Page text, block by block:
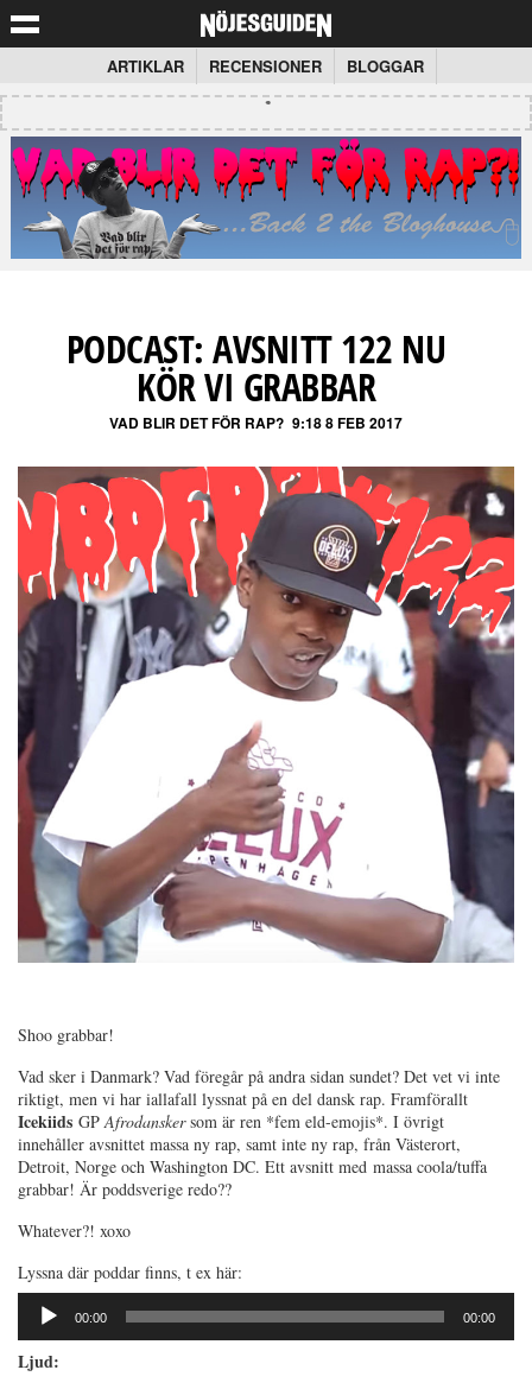
ARTIKLAR RECENSIONER BLOGGAR
PODCAST: AVSNITT 122 NU
KÖR VI GRABBAR
VAD BLIR DET FÖR RAP? 9:18 8 FEB 2017
Shoo grabbar!
Vad sker i Danmark? Vad föregår på andra sidan sundet? Det vet vi inte
riktigt, men vi har iallafall lyssnat på en del dansk rap. Framförallt
Icekiids GPAfrodanskersom är ren *fem eld-emojis*. I övrigt
innehåller avsnittet massa ny rap, samt inte ny rap, från Västerort,
Detroit, Norge och Washington DC. Ett avsnitt med massa coola/tuffa
grabbar! Är poddsverige redo??
Whatever?! xoxo
Lyssna där poddar finns, t ex här:
Ljudspelare
00:00 00:00
Ljud: